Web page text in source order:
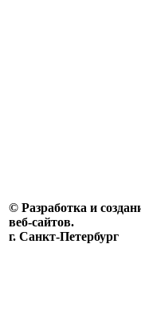
© Разработка и
веб-сайтов.
г. Санкт-Петербург